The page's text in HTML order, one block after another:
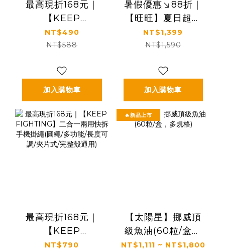
最高現折168元｜
【KEEP
FIGHTING】防摔
手機腕繩(短掛繩/多
通用)
NT$490
NT$588
加入購物車
暑假優惠↘88折｜
【旺旺】夏日超值
飲品組｜凍痴飲料
＋Jelly蒟蒻凍＋果
NT$1,399
NT$1,590
加入購物車
最高現折168元｜
【KEEP
FIGHTING】二合
NT$790
🔥新品上市
【太陽星】挪威頂
級魚油(60粒/盒，
多規格)
NT$1,111 ~ NT$1,800